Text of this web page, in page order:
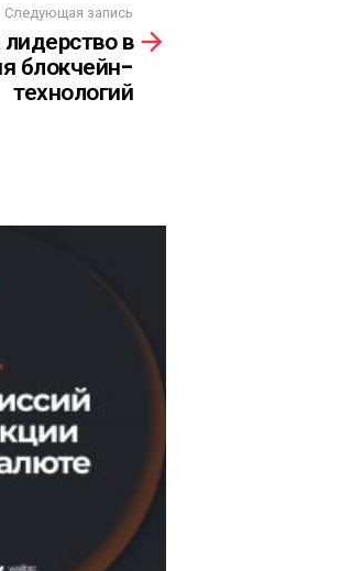
Следующая запись
в
блокчейн-
технологий